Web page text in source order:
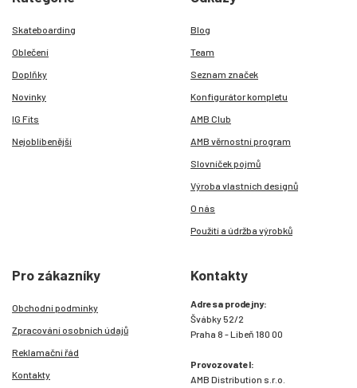
Skateboarding
Oblečení
Doplňky
Novinky
IG Fits
Nejoblíbenější
Blog
Team
Seznam značek
Konfigurátor kompletu
AMB Club
AMB věrnostní program
Slovníček pojmů
Výroba vlastních designů
O nás
Použití a údržba výrobků
Pro zákazníky
Obchodní podmínky
Zpracování osobních údajů
Reklamační řád
Kontakty
Kontakty
Adresa prodejny:
Švábky 52/2
Praha 8 - Libeň 180 00
Provozovatel:
AMB Distribution s.r.o.